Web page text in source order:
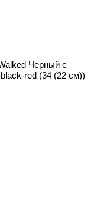
Черный с
red (34 (22 см))